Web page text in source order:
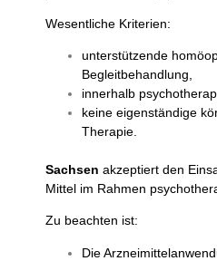
Wesentliche Kriterien:
unterstützende
Begleitbehandlung,
innerhalb
keine eigenständige
Therapie.
Sachsen akzeptiert den
Mittel im Rahmen
Zu beachten ist:
Die